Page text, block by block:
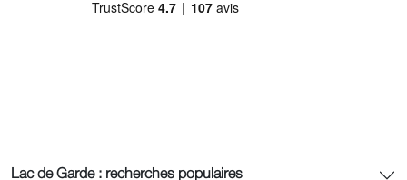
Lac de Garde : recherches populaires